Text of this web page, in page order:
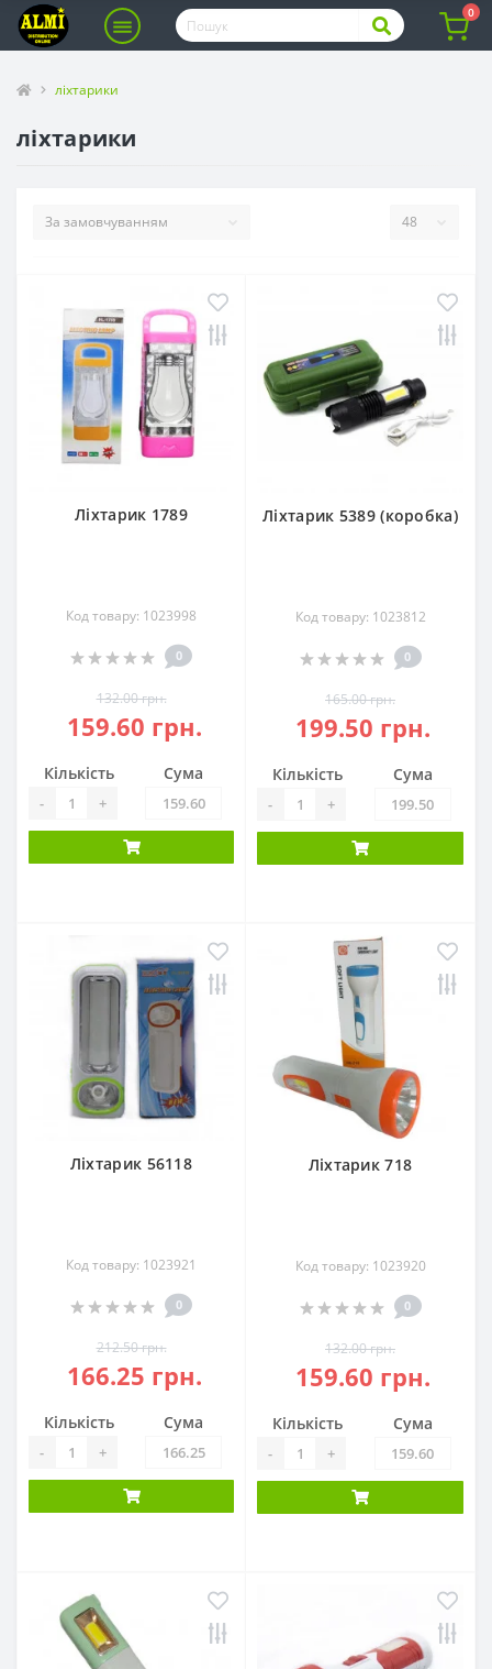
0
ліхтарики
ліхтарики
Ліхтарик 1789
Код товару: 1023998
0
132.00 грн.
159.60 грн.
Кількість
- +
Сума
Ліхтарик 5389 (коробка)
Код товару: 1023812
0
165.00 грн.
199.50 грн.
Кількість
- +
Сума
Ліхтарик 56118
Код товару: 1023921
0
212.50 грн.
166.25 грн.
Кількість
- +
Сума
Ліхтарик 718
Код товару: 1023920
0
132.00 грн.
159.60 грн.
Кількість
- +
Сума